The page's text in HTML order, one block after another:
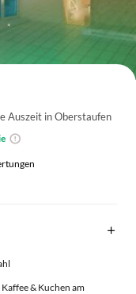
Auszeit in Oberstaufen
& Kuchen am